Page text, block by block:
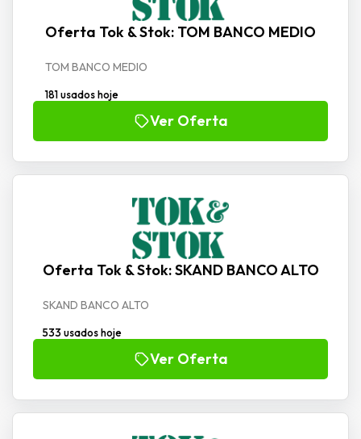
Oferta Tok & Stok: TOM BANCO MEDIO
TOM BANCO MEDIO
181 usados hoje
Ver Oferta
Oferta Tok & Stok: SKAND BANCO ALTO
SKAND BANCO ALTO
533 usados hoje
Ver Oferta